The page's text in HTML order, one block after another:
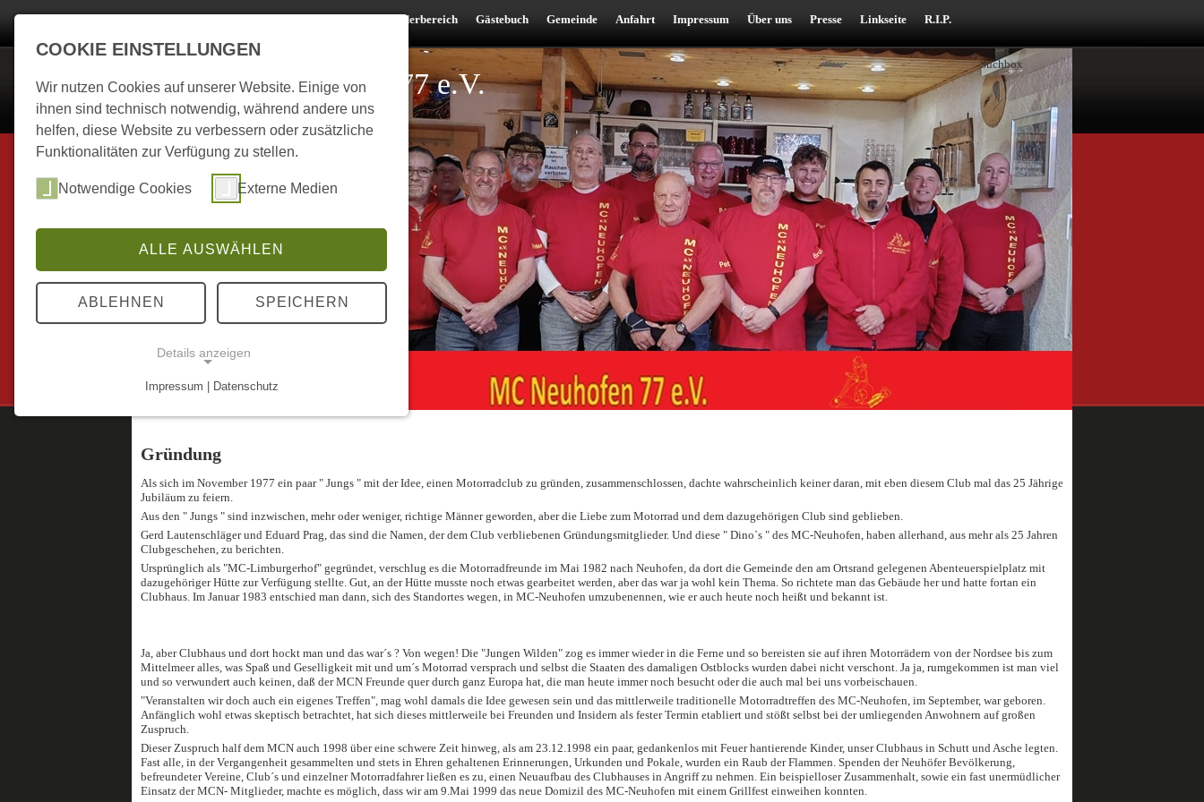
Mitgliederbereich Gästebuch Gemeinde Anfahrt Impressum Über uns Presse Linkseite R.I.P.
MC Neuhofen 1977 e.V.
Suchbox
Gründung
Als sich im November 1977 ein paar " Jungs " mit der Idee, einen Motorradclub zu gründen, zusammenschlossen, dachte wahrscheinlich keiner daran, mit eben diesem Club mal das 25 Jährige
Jubiläum zu feiern.
Aus den " Jungs " sind inzwischen, mehr oder weniger, richtige Männer geworden, aber die Liebe zum Motorrad und dem dazugehörigen Club sind geblieben.
Gerd Lautenschläger und Eduard Prag, das sind die Namen, der dem Club verbliebenen Gründungsmitglieder. Und diese " Dino`s " des MC-Neuhofen, haben allerhand, aus mehr als 25 Jahren
Clubgeschehen, zu berichten.
Ursprünglich als "MC-Limburgerhof" gegründet, verschlug es die Motorradfreunde im Mai 1982 nach Neuhofen, da dort die Gemeinde den am Ortsrand gelegenen Abenteuerspielplatz mit
dazugehöriger Hütte zur Verfügung stellte. Gut, an der Hütte musste noch etwas gearbeitet werden, aber das war ja wohl kein Thema. So richtete man das Gebäude her und hatte fortan ein
Clubhaus. Im Januar 1983 entschied man dann, sich des Standortes wegen, in MC-Neuhofen umzubenennen, wie er auch heute noch heißt und bekannt ist.
Ja, aber Clubhaus und dort hockt man und das war´s ? Von wegen! Die "Jungen Wilden" zog es immer wieder in die Ferne und so bereisten sie auf ihren Motorrädern von der Nordsee bis zum
Mittelmeer alles, was Spaß und Geselligkeit mit und um´s Motorrad versprach und selbst die Staaten des damaligen Ostblocks wurden dabei nicht verschont. Ja ja, rumgekommen ist man viel
und so verwundert auch keinen, daß der MCN Freunde quer durch ganz Europa hat, die man heute immer noch besucht oder die auch mal bei uns vorbeischauen.
"Veranstalten wir doch auch ein eigenes Treffen", mag wohl damals die Idee gewesen sein und das mittlerweile traditionelle Motorradtreffen des MC-Neuhofen, im September, war geboren.
Anfänglich wohl etwas skeptisch betrachtet, hat sich dieses mittlerweile bei Freunden und Insidern als fester Termin etabliert und stößt selbst bei der umliegenden Anwohnern auf großen
Zuspruch.
Dieser Zuspruch half dem MCN auch 1998 über eine schwere Zeit hinweg, als am 23.12.1998 ein paar, gedankenlos mit Feuer hantierende Kinder, unser Clubhaus in Schutt und Asche legten.
Fast alle, in der Vergangenheit gesammelten und stets in Ehren gehaltenen Erinnerungen, Urkunden und Pokale, wurden ein Raub der Flammen. Spenden der Neuhöfer Bevölkerung,
befreundeter Vereine, Club´s und einzelner Motorradfahrer ließen es zu, einen Neuaufbau des Clubhauses in Angriff zu nehmen. Ein beispielloser Zusammenhalt, sowie ein fast unermüdlicher
Einsatz der MCN- Mitglieder, machte es möglich, dass wir am 9.Mai 1999 das neue Domizil des MC-Neuhofen mit einem Grillfest einweihen konnten.
COOKIE EINSTELLUNGEN
Wir nutzen Cookies auf unserer Website. Einige von
ihnen sind technisch notwendig, während andere uns
helfen, diese Website zu verbessern oder zusätzliche
Funktionalitäten zur Verfügung zu stellen.
Notwendige Cookies Externe Medien
ALLE AUSWÄHLEN
ABLEHNEN SPEICHERN
Details anzeigen
Funktionen und sind für die einwandfreie Funktion
Einverständnis-Cookie
cookie_consent
Optionen des Benutzers
Impressum | Datenschutz